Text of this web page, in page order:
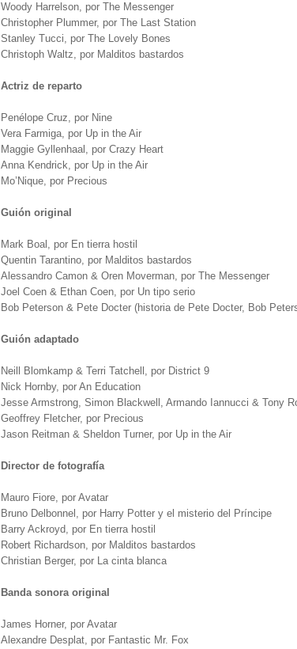
Woody Harrelson, por The Messenger
Christopher Plummer, por The Last Station
Stanley Tucci, por The Lovely Bones
Christoph Waltz, por Malditos bastardos
Actriz de reparto
Penélope Cruz, por Nine
Vera Farmiga, por Up in the Air
Maggie Gyllenhaal, por Crazy Heart
Anna Kendrick, por Up in the Air
Mo’Nique, por Precious
Guión original
Mark Boal, por En tierra hostil
Quentin Tarantino, por Malditos bastardos
Alessandro Camon & Oren Moverman, por The Messenger
Joel Coen & Ethan Coen, por Un tipo serio
Bob Peterson & Pete Docter (historia de Pete Docter, Bob
Guión adaptado
Neill Blomkamp & Terri Tatchell, por District 9
Nick Hornby, por An Education
Jesse Armstrong, Simon Blackwell, Armando Iannucci & Tony
Geoffrey Fletcher, por Precious
Jason Reitman & Sheldon Turner, por Up in the Air
Director de fotografía
Mauro Fiore, por Avatar
Bruno Delbonnel, por Harry Potter y el misterio del Príncipe
Barry Ackroyd, por En tierra hostil
Robert Richardson, por Malditos bastardos
Christian Berger, por La cinta blanca
Banda sonora original
James Horner, por Avatar
Alexandre Desplat, por Fantastic Mr. Fox